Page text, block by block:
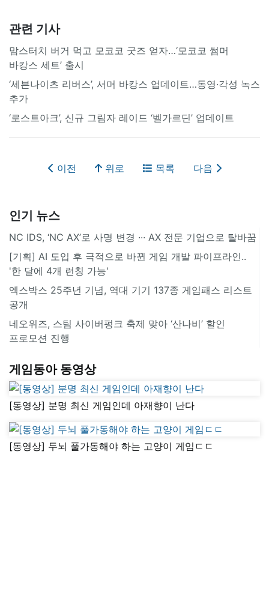
관련 기사
맘스터치 버거 먹고 모코코 굿즈 얻자…‘모코코 썸머
바캉스 세트’ 출시
‘세븐나이츠 리버스’, 서머 바캉스 업데이트…동영·각성 녹스
추가
‘로스트아크’, 신규 그림자 레이드 ‘벨가르딘’ 업데이트
이전 위로 목록 다음
인기 뉴스
NC IDS, ‘NC AX’로 사명 변경 ∙∙∙ AX 전문 기업으로 탈바꿈
[기획] AI 도입 후 극적으로 바뀐 게임 개발 파이프라인..
'한 달에 4개 런칭 가능'
엑스박스 25주년 기념, 역대 기기 137종 게임패스 리스트
공개
네오위즈, 스팀 사이버펑크 축제 맞아 ‘산나비’ 할인
프로모션 진행
게임동아 동영상
[동영상] 분명 최신 게임인데 아재향이 난다
[동영상] 두뇌 풀가동해야 하는 고양이 게임ㄷㄷ